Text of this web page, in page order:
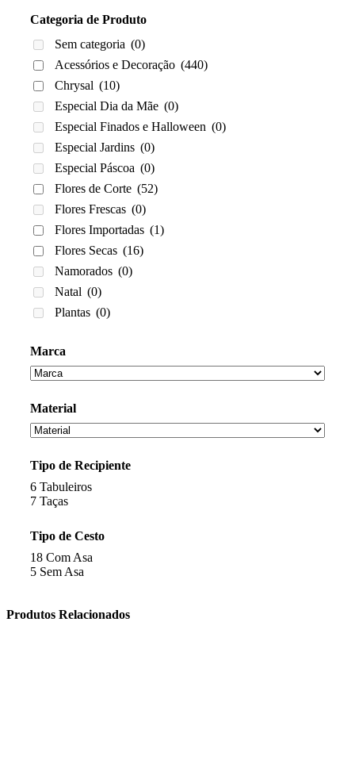
Categoria de Produto
Sem categoria (0)
Acessórios e Decoração (440)
Chrysal (10)
Especial Dia da Mãe (0)
Especial Finados e Halloween (0)
Especial Jardins (0)
Especial Páscoa (0)
Flores de Corte (52)
Flores Frescas (0)
Flores Importadas (1)
Flores Secas (16)
Namorados (0)
Natal (0)
Plantas (0)
Marca
Material
Tipo de Recipiente
6 Tabuleiros
7 Taças
Tipo de Cesto
18 Com Asa
5 Sem Asa
Produtos Relacionados